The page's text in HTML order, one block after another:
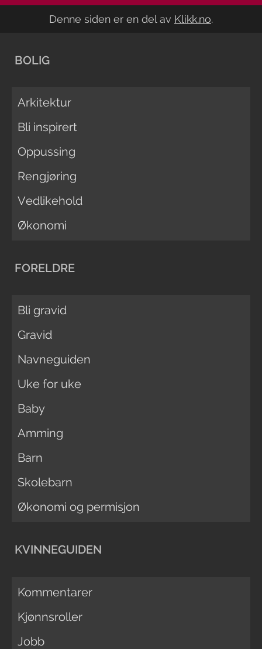
Denne siden er en del av Klikk.no.
BOLIG
Arkitektur
Bli inspirert
Oppussing
Rengjøring
Vedlikehold
Økonomi
FORELDRE
Bli gravid
Gravid
Navneguiden
Uke for uke
Baby
Amming
Barn
Skolebarn
Økonomi og permisjon
KVINNEGUIDEN
Kommentarer
Kjønnsroller
Jobb